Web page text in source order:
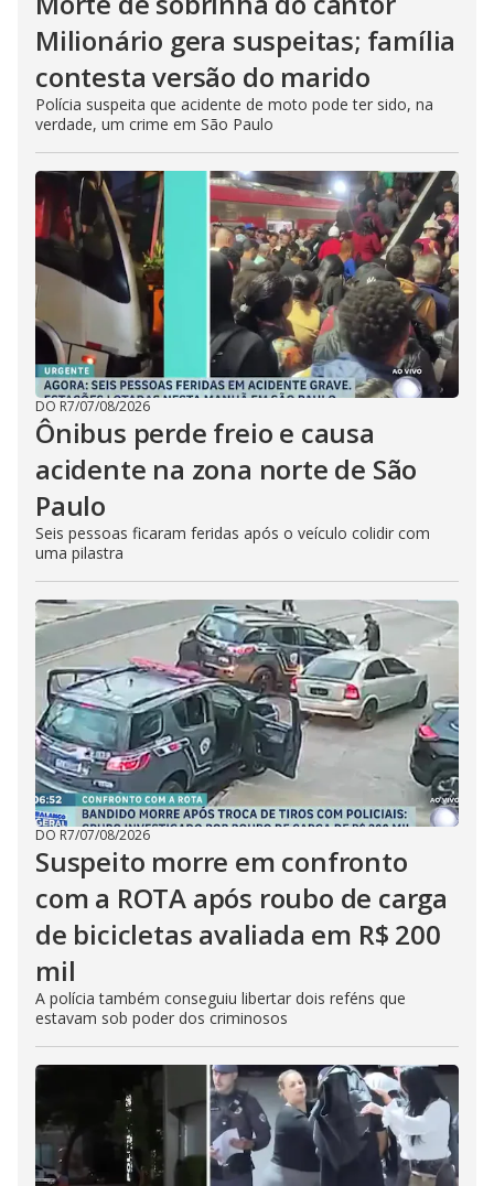
Milionário gera suspeitas; família
contesta versão do marido
Polícia suspeita que acidente de moto pode ter sido, na
verdade, um crime em São Paulo
DO R7/07/08/2026
Ônibus perde freio e causa
acidente na zona norte de São
Paulo
Seis pessoas ficaram feridas após o veículo colidir com
uma pilastra
DO R7/07/08/2026
Suspeito morre em confronto
com a ROTA após roubo de carga
de bicicletas avaliada em R$ 200
mil
A polícia também conseguiu libertar dois reféns que
estavam sob poder dos criminosos